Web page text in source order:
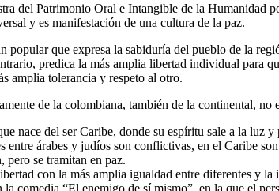
del Patrimonio Oral e Intangible de la Humanidad
y es manifestación de una cultura de la paz.
popular que expresa la sabiduría del pueblo de la
predica la más amplia libertad individual para
amplia tolerancia y respeto al otro.
de la colombiana, también de la continental,
nace del ser Caribe, donde su espíritu sale a la
entre árabes y judíos son conflictivas, en el Caribe
pero se tramitan en paz.
con la más amplia igualdad entre diferentes y
comedia “El enemigo de sí mismo”, en la que el